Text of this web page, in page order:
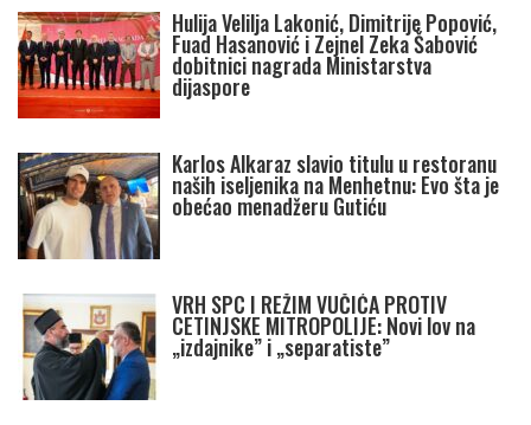
Hulija Velilja Lakonić, Dimitrije Popović,
Fuad Hasanović i Zejnel Zeka Šabović
dobitnici nagrada Ministarstva
dijaspore
Karlos Alkaraz slavio titulu u restoranu
naših iseljenika na Menhetnu: Evo šta je
obećao menadžeru Gutiću
VRH SPC I REŽIM VUČIĆA PROTIV
CETINJSKE MITROPOLIJE: Novi lov na
„izdajnike” i „separatiste”